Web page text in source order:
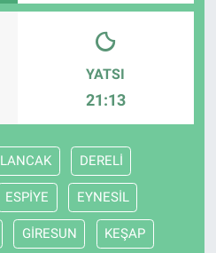
YATSI
21:13
DERELİ
ESPİYE EYNESİL
GİRESUN KEŞAP